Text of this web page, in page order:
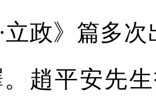
·立政》篇多
。趙平安先